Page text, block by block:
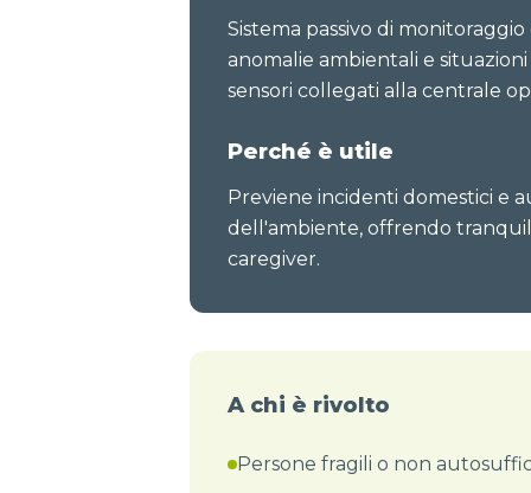
Sistema passivo di
anomalie ambientali e
sensori collegati alla centrale
Perché è utile
Previene incidenti domestici e
dell'ambiente, offrendo
caregiver.
A chi è rivolto
Persone fragili o non